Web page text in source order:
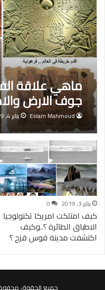
ماهي علاقة
جوف الارض
Eslam Mahmoud يناير 4, 2019
يناير 3, 2019 0
كيف امتلكت امريكا تكنولوجيا
الاطباق الطائرة ؟..وكيف
اكتشفت مدينة قوس قزح ؟
جميع الحقوق محفوظة